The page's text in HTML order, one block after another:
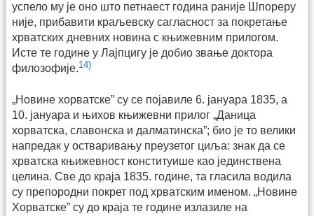
успело му је оно што петнаест година раније Шпореру
није, прибавити краљевску сагласност за покретање
хрватских дневних новина с књижевним прилогом.
Исте те године у Лајпцигу је добио звање доктора
филозофије.14)
„Новине хорватске” су се појавиле 6. јануара 1835, а
10. јануара и њихов књижевни прилог „Даница
хорватска, славонска и далматинска”; био је то велики
напредак у остваривању преузетог циља: знак да се
хрватска књижевност конституише као јединствена
целина. Све до краја 1835. године, та гласила водила
су препородни покрет под хрватским именом. „Новине
Хорватске” су до краја те године излазиле на